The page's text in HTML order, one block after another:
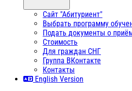
Сайт "Абитуриент"
Выбрать программу
Подать документы о
Стоимость
Для граждан СНГ
Группа ВКонтакте
Контакты
English Version